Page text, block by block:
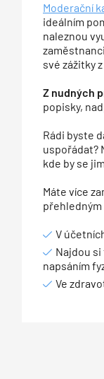
Moderační
ideálním
naleznou
své zážitky
Z nudných
popisky,
Rádi byste
uspořádat?
kde by se
Máte více
V
Najdou
napsáním
Ve